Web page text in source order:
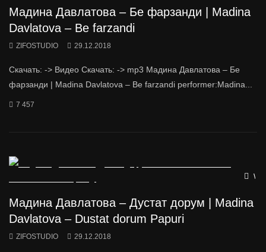
Мадина Давлатова – Бе фарзанди | Madina
Davlatova – Be farzandi
ZIFOSTUDIO 29.12.2018
Скачать: -> Видео Скачать: -> mp3 Мадина Давлатова – Бе
фарзанди | Madina Davlatova – Be farzandi performer:Madina...
7 457
Мадина Давлатова – Дустат дорум | Madina
Davlatova – Dustat dorum Papuri
ZIFOSTUDIO 29.12.2018